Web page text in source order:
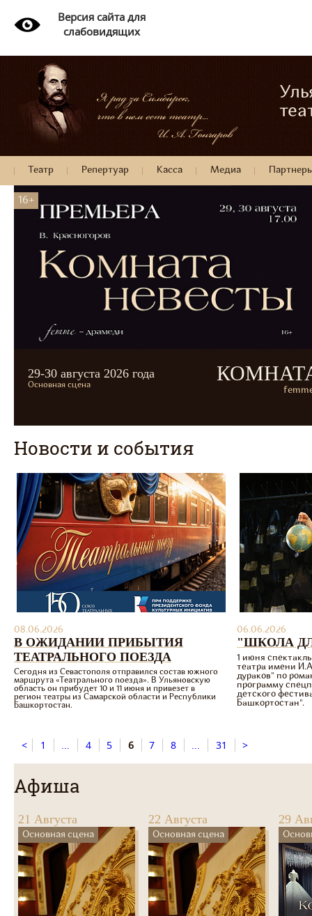
Версия сайта для
слабовидящих
Театр Репертуар Касса Медиа
16+
29-30 августа 2026 года
Основная сцена
Новости и события
08.06.2026
В ОЖИДАНИИ ПРИБЫТИЯ
ТЕАТРАЛЬНОГО ПОЕЗДА
Сегодня из Севастополя отправился состав южного
маршрута «Театрального поезда». В Ульяновскую
область он прибудет 10 и 11 июня и привезет в
регион театры из Самарской области и Республики
Башкортостан.
06.06.2026
"ШКОЛА
1 июня
театра имени
дураков" по
программу
детского
Башкортостан".
< 1 ... 4 5 6 7 8 ... 31 >
Афиша
21 Августа
Основная сцена
22 Августа
Основная сцена
29